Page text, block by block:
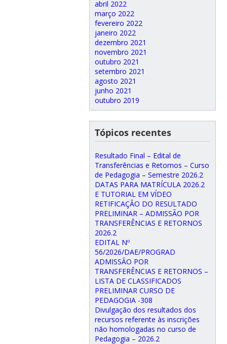
abril 2022
março 2022
fevereiro 2022
janeiro 2022
dezembro 2021
novembro 2021
outubro 2021
setembro 2021
agosto 2021
junho 2021
outubro 2019
Tópicos recentes
Resultado Final – Edital de
Transferências e Retornos – Curso
de Pedagogia – Semestre 2026.2
DATAS PARA MATRÍCULA 2026.2
E TUTORIAL EM VÍDEO
RETIFICAÇÃO DO RESULTADO
PRELIMINAR – ADMISSÃO POR
TRANSFERÊNCIAS E RETORNOS
2026.2
EDITAL Nº
56/2026/DAE/PROGRAD
ADMISSÃO POR
TRANSFERÊNCIAS E RETORNOS –
LISTA DE CLASSIFICADOS
PRELIMINAR CURSO DE
PEDAGOGIA -308
Divulgação dos resultados dos
recursos referente às inscrições
não homologadas no curso de
Pedagogia – 2026.2